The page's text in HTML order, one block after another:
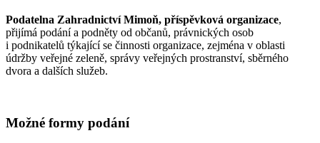
Podatelna Zahradnictví Mimoň, příspěvková organizace,
přijímá podání a podněty od občanů, právnických osob
i podnikatelů týkající se činnosti organizace, zejména v oblasti
údržby veřejné zeleně, správy veřejných prostranství, sběrného
dvora a dalších služeb.
Možné formy podání